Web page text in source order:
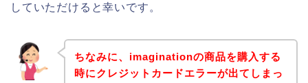
していただけると幸いです。
ちなみに、imaginationの商品を購入する
時にクレジットカードエラーが出てしまっ